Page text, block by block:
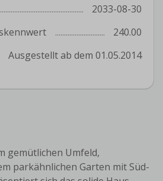
2033-08-30
240.00
Ausgestellt ab dem 01.05.2014
gemütlichen Umfeld,
parkähnlichen Garten mit Süd-